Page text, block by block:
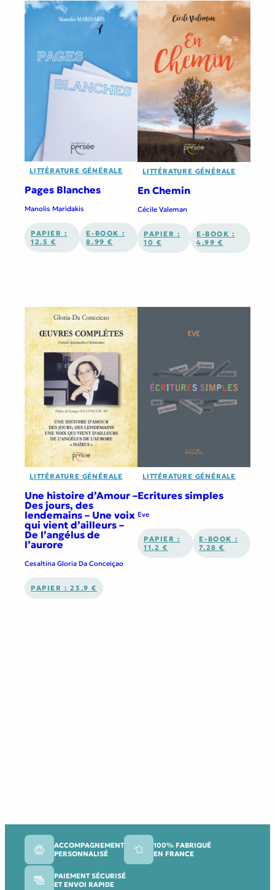
LITTÉRATURE GÉNÉRALE
Pages Blanches
Manolis Maridakis
PAPIER :
12.5 €
E-BOOK :
8.99 €
LITTÉRATURE GÉNÉRALE
En Chemin
Cécile Valeman
PAPIER :
10 €
E-BOOK :
4.99 €
LITTÉRATURE GÉNÉRALE
Une histoire d’Amour –
Des jours, des
lendemains – Une voix
qui vient d’ailleurs –
De l’angélus de
l’aurore
Cesaltina Gloria Da Conceiçao
PAPIER : 23.9 €
LITTÉRATURE GÉNÉRALE
Ecritures simples
Eve
PAPIER :
11.2 €
E-BOOK :
7.28 €
ACCOMPAGNEMENT
PERSONNALISÉ
100% FABRIQUÉ
EN FRANCE
PAIEMENT SÉCURISÉ
ET ENVOI RAPIDE